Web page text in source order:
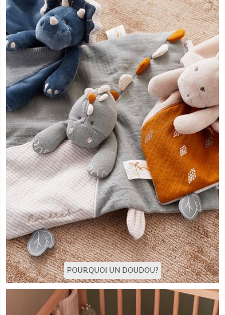
POURQUOI UN DOUDOU?